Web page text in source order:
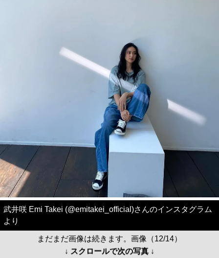
武井咲 Emi Takei (@emitakei_official)さんのインスタグラム
より
まだまだ画像は続きます。画像（12/14）
↓ スクロールで次の写真 ↓